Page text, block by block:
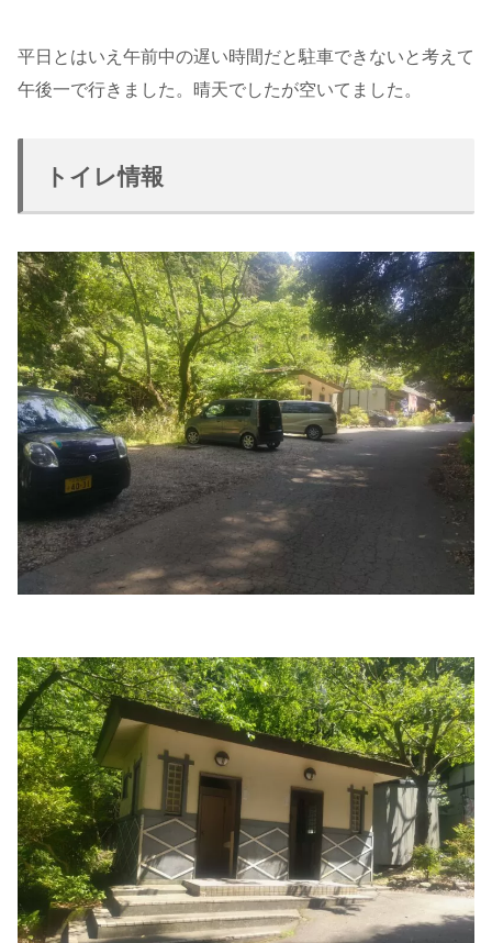
平日とはいえ午前中の遅い時間だと駐車できないと考えて
午後一で行きました。晴天でしたが空いてました。
トイレ情報